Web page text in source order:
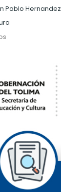
Pablo Hernandez